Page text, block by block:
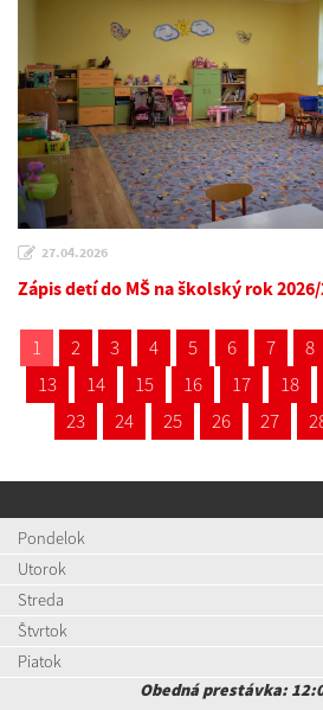
27.04.2026
Zápis detí do MŠ na školský rok
1 2 3 4 5 6 7 8
13
14 15 16 17 18
23
24 25 26 27
Pondelok
Utorok
Streda
Štvrtok
Piatok
Obedná prestávka: